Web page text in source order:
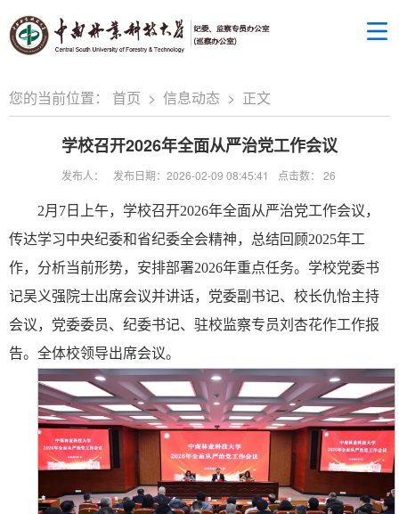
您的当前位置： 首页 > 信息动态 > 正文
学校召开2026年全面从严治党工作会议
发布人： 发布日期：2026-02-09 08:45:41 点击数： 26
2月7日上午，学校召开2026年全面从严治党工作会议，
传达学习中央纪委和省纪委全会精神，总结回顾2025年工
作，分析当前形势，安排部署2026年重点任务。学校党委书
记吴义强院士出席会议并讲话，党委副书记、校长仇怡主持
会议，党委委员、纪委书记、驻校监察专员刘杏花作工作报
告。全体校领导出席会议。